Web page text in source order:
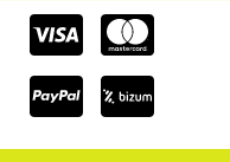
Cc-
visa
Cc-
Cc-
paypal